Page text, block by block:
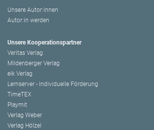
Unsere Autor:innen
Autor:in werden
Unsere Kooperationspartner
Veritas Verlag
Mildenberger Verlag
elk Verlag
Lernserver - Individuelle Förderung
TimeTEX
Playmit
Verlag Weber
Verlag Hölzel